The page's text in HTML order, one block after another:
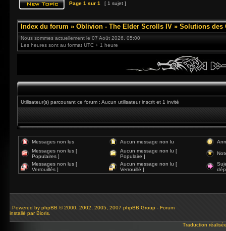
Page 1 sur 1 [ 1 sujet ]
Index du forum » Oblivion - The Elder Scrolls IV » Solutions des
Nous sommes actuellement le 07 Août 2026, 05:00
Les heures sont au format UTC + 1 heure
Utilisateur(s) parcourant ce forum : Aucun utilisateur inscrit et 1 invité
Messages non lus Aucun message non lu
Messages non lus [
Populaires ]
Aucun message non lu [
Populaire ]
Messages non lus [
Verrouillés ]
Aucun message non lu [
Verrouillé ]
Powered by phpBB © 2000, 2002, 2005, 2007 phpBB Group - Forum
installé par Bioris.
Traduction